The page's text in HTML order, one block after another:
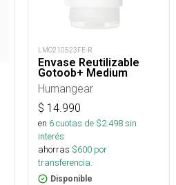
LMO210523FE-R
Envase Reutilizable
Gotoob+ Medium
Humangear
$ 14.990
en 6cuotas de $2.498sin
interés
ahorras $600 por
transferencia.
Disponible